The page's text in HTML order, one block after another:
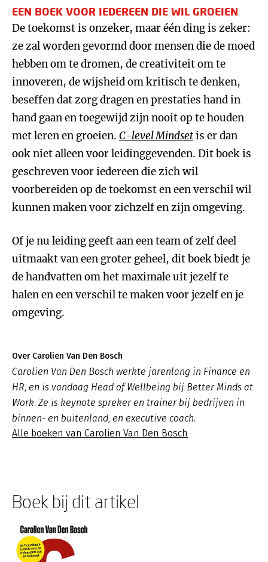
EEN BOEK VOOR IEDEREEN DIE WIL GROEIEN
De toekomst is onzeker, maar één ding is zeker:
ze zal worden gevormd door mensen die de moed
hebben om te dromen, de creativiteit om te
innoveren, de wijsheid om kritisch te denken,
beseffen dat zorg dragen en prestaties hand in
hand gaan en toegewijd zijn nooit op te houden
met leren en groeien. C-level Mindsetis er dan
ook niet alleen voor leidinggevenden. Dit boek is
geschreven voor iedereen die zich wil
voorbereiden op de toekomst en een verschil wil
kunnen maken voor zichzelf en zijn omgeving.
Of je nu leiding geeft aan een team of zelf deel
uitmaakt van een groter geheel, dit boek biedt je
de handvatten om het maximale uit jezelf te
halen en een verschil te maken voor jezelf en je
omgeving.
Over Carolien Van Den Bosch
Carolien Van Den Bosch werkte jarenlang in Finance en
HR, en is vandaag Head of Wellbeing bij Better Minds at
Work. Ze is keynote spreker en trainer bij bedrijven in
binnen- en buitenland, en executive coach.
Alle boeken van Carolien Van Den Bosch
Boek bij dit artikel